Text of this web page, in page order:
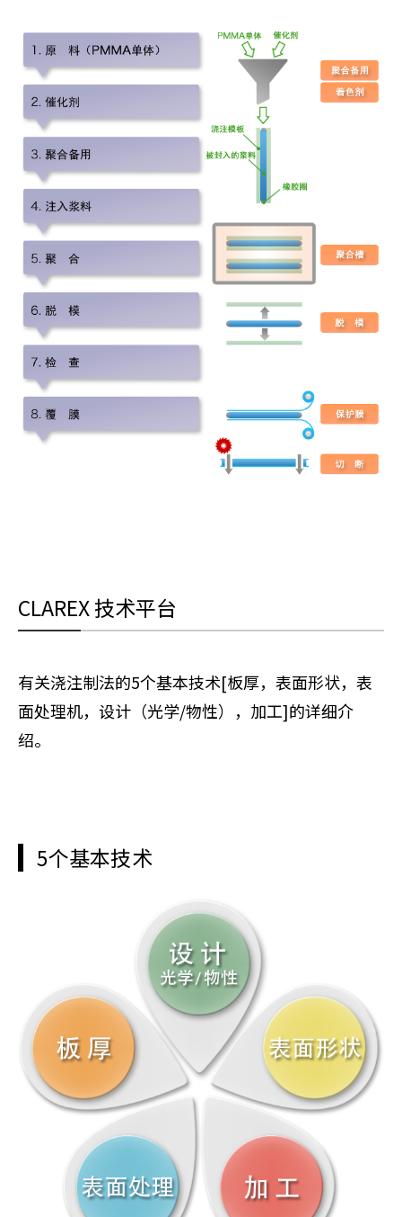
CLAREX 技术平台
有关浇注制法的5个基本技术[板厚，表面形状，表
面处理机，设计（光学/物性），加工]的详细介
绍。
5个基本技术